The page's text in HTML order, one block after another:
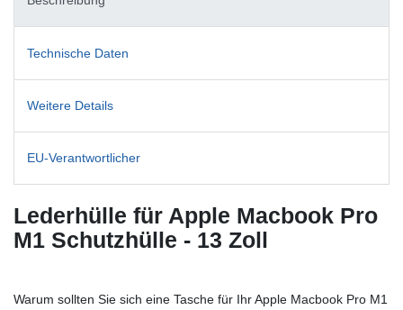
Technische Daten
Weitere Details
EU-Verantwortlicher
Lederhülle für Apple Macbook Pro
M1 Schutzhülle - 13 Zoll
Warum sollten Sie sich eine Tasche für Ihr Apple Macbook Pro M1